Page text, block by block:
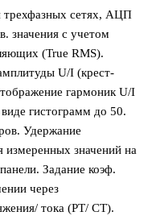
трехфазных сетях, АЦП
значения с учетом
(True RMS).
U/I (крест-
гармоник U/I
гистограмм до 50.
Удержание
измеренных значений на
Задание коэф.
через
тока (PT/ CT).